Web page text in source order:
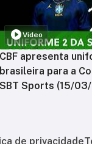
Vídeo
CBF apresenta
brasileira para a
SBT Sports (15/
de privacidade